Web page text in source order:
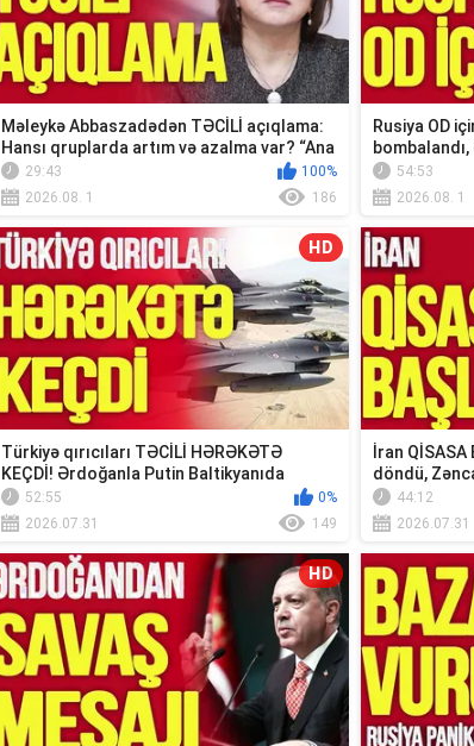
Məleykə Abbaszadədən TƏCİLİ açıqlama:
Hansı qruplarda artım və azalma var? “Ana
Xə...29:43
100%
2026.08. 1
186
Rusiya OD
54:53
2026.08. 1
HD
Türkiyə qırıcıları TƏCİLİ HƏRƏKƏTƏ
KEÇDİ! Ərdoğanla Putin Baltikyanıda
TOQQUŞUR-TV...
52:55
0%
2026.07.31
149
İran QİSASA
döndü,
xəbər...
44:12
2026.07.31
HD